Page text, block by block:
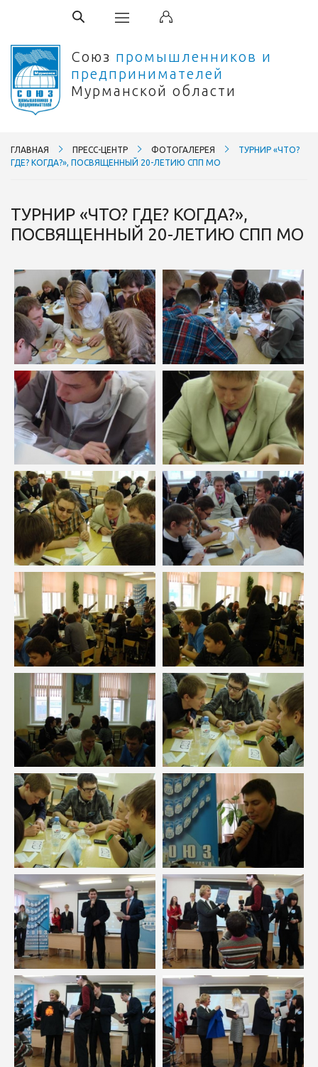
Союз промышленников и
предпринимателей
Мурманской области
ГЛАВНАЯ ПРЕСС-ЦЕНТР ФОТОГАЛЕРЕЯ
ТУРНИР «ЧТО?
ГДЕ? КОГДА?», ПОСВЯЩЕННЫЙ 20-ЛЕТИЮ СПП МО
ТУРНИР «ЧТО? ГДЕ? КОГДА?»,
ПОСВЯЩЕННЫЙ 20-ЛЕТИЮ СПП МО